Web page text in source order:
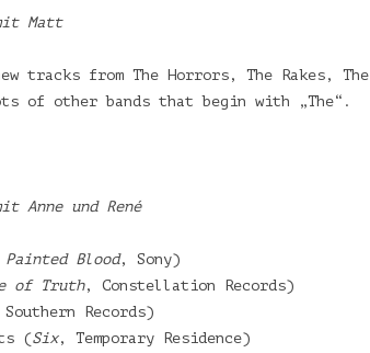
Matt
tracks from The Horrors, The Rakes, The
of other bands that begin with „The“.
Anne und René
Painted Blood, Sony)
of Truth, Constellation Records)
Records)
(Six, Temporary Residence)